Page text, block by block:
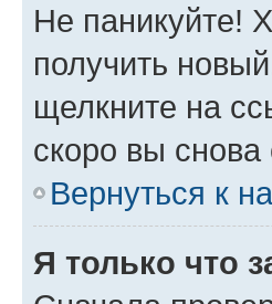
Не паникуйте!
получить
щелкните на
скоро вы
Вернуться к
Я только что